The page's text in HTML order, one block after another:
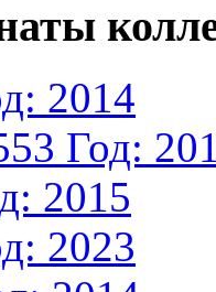
2014
Год:
2015
2023